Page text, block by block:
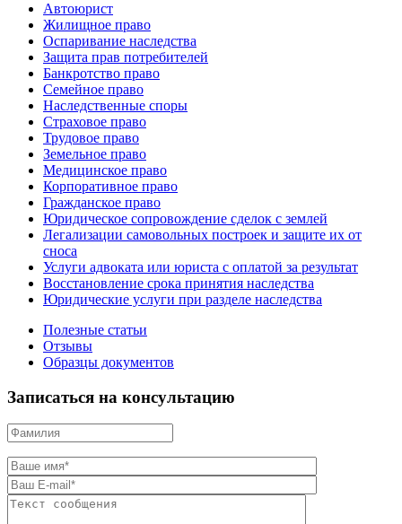
Автоюрист
Жилищное право
Оспаривание наследства
Защита прав потребителей
Банкротство право
Семейное право
Наследственные споры
Страховое право
Трудовое право
Земельное право
Медицинское право
Корпоративное право
Гражданское право
Юридическое сопровождение сделок с землей
Легализации самовольных построек и защите их от
сноса
Услуги адвоката или юриста с оплатой за результат
Восстановление срока принятия наследства
Юридические услуги при разделе наследства
Полезные статьи
Отзывы
Образцы документов
Записаться на консультацию